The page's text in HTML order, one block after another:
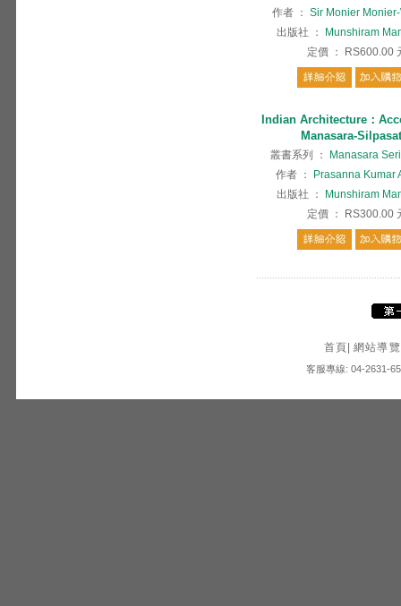
作者 ：
Sir Monier
出版社
：
Munshiram
定價 ： RS600.00
Indian Architecture：
Manasara-
叢書系列 ：
Manasara
作者 ：
Prasanna Kumar
出版社
：
Munshiram
定價 ： RS300.00
首頁 網站導覽
客服專線: 04-2631-